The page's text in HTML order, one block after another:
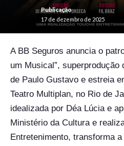
Publicação
17 de dezembro de 2025
A BB Seguros anuncia o
um Musical”,
de Paulo Gustavo e estreia
Teatro Multiplan, no Rio de
idealizada por Déa Lúcia e
Ministério da Cultura e
Entretenimento, transforma